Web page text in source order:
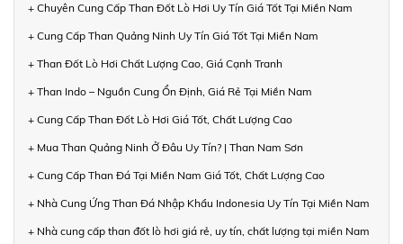
+ Chuyên Cung Cấp Than Đốt Lò Hơi Uy Tín Giá Tốt Tại Miền Nam
+ Cung Cấp Than Quảng Ninh Uy Tín Giá Tốt Tại Miền Nam
+ Than Đốt Lò Hơi Chất Lượng Cao, Giá Cạnh Tranh
+ Than Indo – Nguồn Cung Ổn Định, Giá Rẻ Tại Miền Nam
+ Cung Cấp Than Đốt Lò Hơi Giá Tốt, Chất Lượng Cao
+ Mua Than Quảng Ninh Ở Đâu Uy Tín? | Than Nam Sơn
+ Cung Cấp Than Đá Tại Miền Nam Giá Tốt, Chất Lượng Cao
+ Nhà Cung Ứng Than Đá Nhập Khẩu Indonesia Uy Tín Tại Miền Nam
+ Nhà cung cấp than đốt lò hơi giá rẻ, uy tín, chất lượng tại miền Nam